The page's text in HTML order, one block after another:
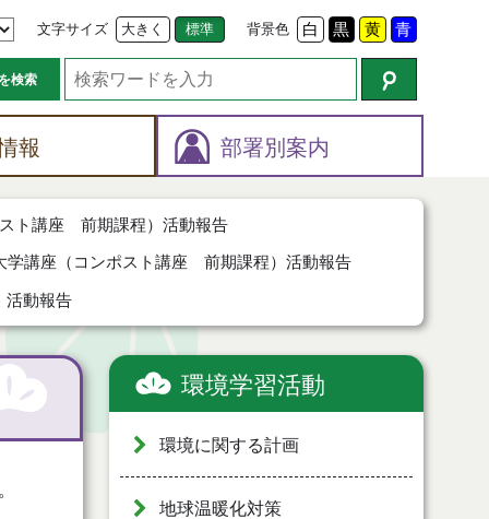
文字サイズ 大きく 標準 背景色 白 黒 黄 青
検索
報 部署別案内
ト講座 前期課程）活動報告
講座（コンポスト講座 前期課程）活動報告
動報告
環境学習活動
環境に関する計画
地球温暖化対策